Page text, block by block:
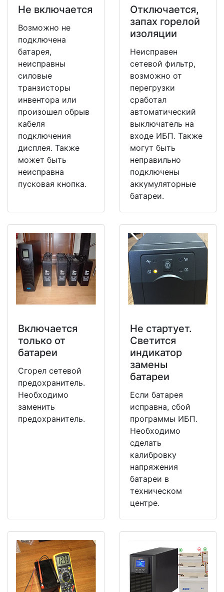
Не включается
Возможно не
подключена
батарея,
неисправны
силовые
транзисторы
инвентора или
произошел обрыв
кабеля
подключения
дисплея. Также
может быть
неисправна
пусковая кнопка.
Отключается,
запах горелой
изоляции
Неисправен
сетевой фильтр,
возможно от
перегрузки
сработал
автоматический
выключатель на
входе ИБП. Также
могут быть
неправильно
подключены
аккумуляторные
батареи.
Включается
только от
батареи
Сгорел сетевой
предохранитель.
Необходимо
заменить
предохранитель.
Не стартует.
Светится
индикатор
замены
батареи
Если батарея
исправна, сбой
программы ИБП.
Необходимо
сделать
калибровку
напряжения
батареи в
техническом
центре.